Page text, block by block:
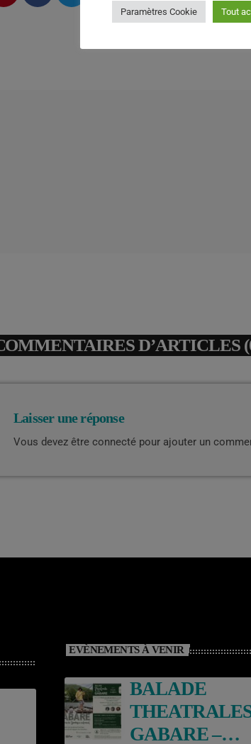
D’ARTICLES
Laisser une réponse
Vous devez être connecté pour ajouter un
EVÈNEMENTS À VENIR
BALADE
GABARE –
Paramètres Cookie Tout